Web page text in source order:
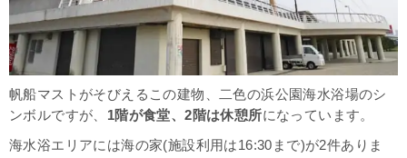
帆船マストがそびえるこの建物、二色の浜公園海水浴場のシ
ンボルですが、 1階が食堂、2階は休憩所になっています。
海水浴エリアには海の家(施設利用は16:30まで)が2件ありま